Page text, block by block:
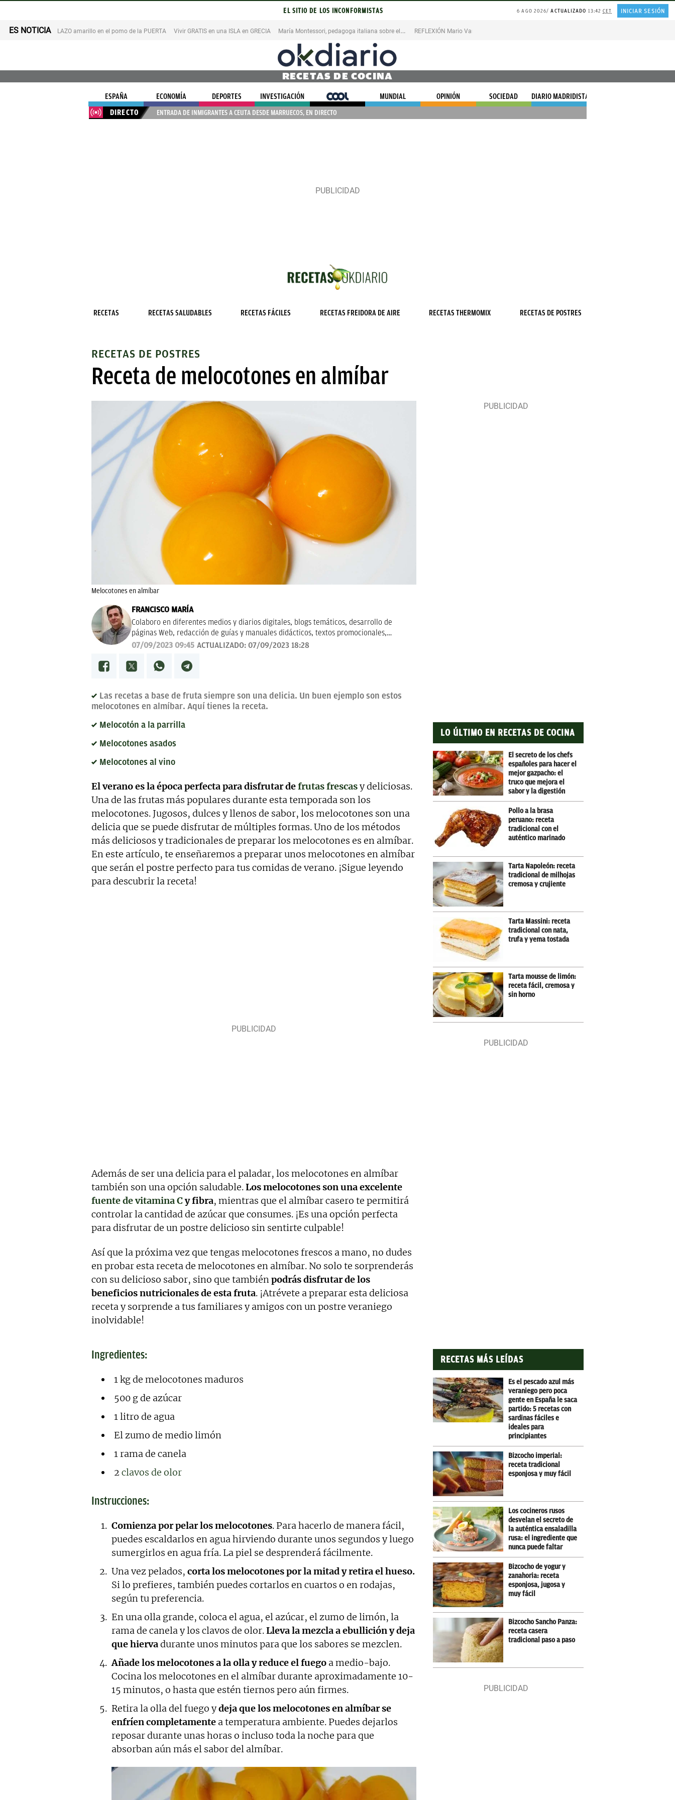
EL SITIO DE LOS INCONFORMISTAS 6 AGO 2026 ACTUALIZADO 13:42CET INICIAR SESIÓN
ES NOTICIA LAZO amarillo en el pomo de la PUERTA Vivir GRATIS en una ISLA en GRECIA M
aría Montessori, pedagoga italiana sobre el ERROR REFLEXIÓN Mario Vargas Llosa
RECETAS DE COCINA
ESPAÑA ECONOMÍA DEPORTES INVESTIGACIÓN COOL MUNDIAL OPINIÓN SOCIEDAD
DIARIO MADRIDISTA
DIRECTO
ENTRADA DE INMIGRANTES A CEUTA DESDE MARRUECOS, EN DIRECTO
RECETAS RECETAS SALUDABLES RECETAS FÁCILES RECETAS FREIDORA DE AIRE RECETAS THERMOMIX RECETAS DE POSTRES
RECETAS DE POSTRES
Receta de melocotones en almíbar
Melocotones en almíbar
FRANCISCO MARÍA
Colaboro en diferentes medios y diarios digitales, blogs temáticos, desarrollo de
páginas Web, redacción de guías y manuales didácticos, textos promocionales,
campañas publicitarias y de marketing, artículos de opinión, relatos y guiones, y
calidad, bien documentado y revisado, así como a la curación y depuración de textos.
Estoy en permanente crecimiento personal y profesional, y abierto a nuevas
07/09/2023 09:45 ACTUALIZADO: 07/09/2023 18:28
Las recetas a base de fruta siempre son una delicia. Un buen ejemplo son estos
melocotones en almíbar. Aquí tienes la receta.
Melocotón a la parrilla
Melocotones asados
Melocotones al vino
El verano es la época perfecta para disfrutar defrutas frescasy deliciosas.
Una de las frutas más populares durante esta temporada son los
melocotones. Jugosos, dulces y llenos de sabor, los melocotones son una
delicia que se puede disfrutar de múltiples formas. Uno de los métodos
más deliciosos y tradicionales de preparar los melocotones es en almíbar.
En este artículo, te enseñaremos a preparar unos melocotones en almíbar
que serán el postre perfecto para tus comidas de verano. ¡Sigue leyendo
para descubrir la receta!
Además de ser una delicia para el paladar, los melocotones en almíbar
también son una opción saludable.Los melocotones son una excelente
fuente de vitamina Cy fibra, mientras que el almíbar casero te permitirá
controlar la cantidad de azúcar que consumes. ¡Es una opción perfecta
para disfrutar de un postre delicioso sin sentirte culpable!
Así que la próxima vez que tengas melocotones frescos a mano, no dudes
en probar esta receta de melocotones en almíbar. No solo te sorprenderás
con su delicioso sabor, sino que tambiénpodrás disfrutar de los
beneficios nutricionales de esta fruta. ¡Atrévete a preparar esta deliciosa
receta y sorprende a tus familiares y amigos con un postre veraniego
inolvidable!
Ingredientes:
1 kg de melocotones maduros
500 g de azúcar
1 litro de agua
El zumo de medio limón
1 rama de canela
2 clavos de olor
Instrucciones:
Comienza por pelar los melocotones. Para hacerlo de manera fácil,
puedes escaldarlos en agua hirviendo durante unos segundos y luego
sumergirlos en agua fría. La piel se desprenderá fácilmente.
Una vez pelados, corta los melocotones por la mitad y retira el hueso.
Si lo prefieres, también puedes cortarlos en cuartos o en rodajas,
según tu preferencia.
En una olla grande, coloca el agua, el azúcar, el zumo de limón, la
rama de canela y los clavos de olor.Lleva la mezcla a ebullición y deja
que hiervadurante unos minutos para que los sabores se mezclen.
Añade los melocotones a la olla y reduce el fuego a medio-bajo.
Cocina los melocotones en el almíbar durante aproximadamente 10-
15 minutos, o hasta que estén tiernos pero aún firmes.
Retira la olla del fuego ydeja que los melocotones en almíbar se
enfríen completamente a temperatura ambiente. Puedes dejarlos
reposar durante unas horas o incluso toda la noche para que
absorban aún más el sabor del almíbar.
LO ÚLTIMO EN RECETAS DE COCINA
El secreto de los chefs
españoles para hacer el
mejor gazpacho: el
truco que mejora el
sabor y la digestión
Pollo a la brasa
peruano: receta
tradicional con el
auténtico marinado
Tarta Napoleón: receta
tradicional de milhojas
cremosa y crujiente
Tarta Massini: receta
tradicional con nata,
trufa y yema tostada
Tarta mousse de limón:
receta fácil, cremosa y
sin horno
RECETAS MÁS LEÍDAS
Es el pescado azul más
veraniego pero poca
gente en España le saca
partido: 5 recetas con
sardinas fáciles e
ideales para
principiantes
Bizcocho imperial:
receta tradicional
esponjosa y muy fácil
Los cocineros rusos
desvelan el secreto de
la auténtica ensaladilla
rusa: el ingrediente que
nunca puede faltar
Bizcocho de yogur y
zanahoria: receta
esponjosa, jugosa y
muy fácil
Bizcocho Sancho Panza:
receta casera
tradicional paso a paso